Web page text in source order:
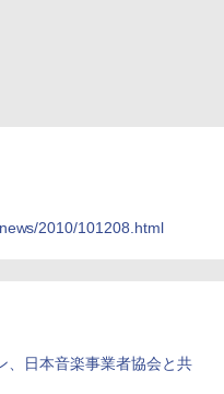
2010/101208.html
、日本音楽事業者協会と共